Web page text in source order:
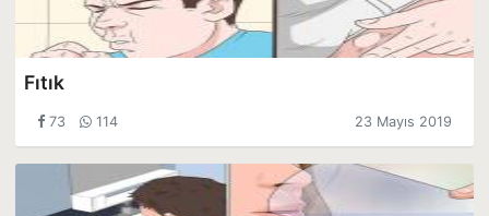
Fıtık
73 114 23 Mayıs 2019